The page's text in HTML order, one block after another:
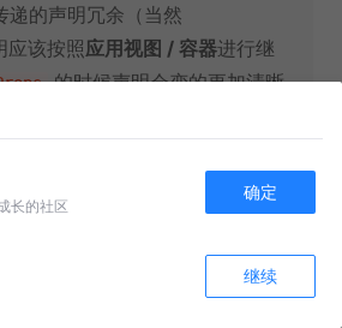
递的声明冗余（当然
该按照应用视图 / 容器进行继
的时候声明会变的更加清晰
大佬跳过）
长的社区
确定
继续